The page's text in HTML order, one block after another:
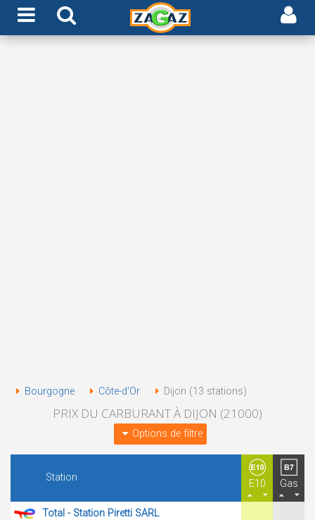
Bourgogne Côte-d'Or Dijon (13 stations)
PRIX DU CARBURANT À DIJON (21000)
Options de filtre
Station
E10 Gas
Total - Station Piretti SARL